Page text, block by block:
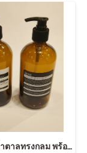
ขวดแก้วสีน้ำตาลทรงกลม พร้อมหัวปั๊มกด 500ml